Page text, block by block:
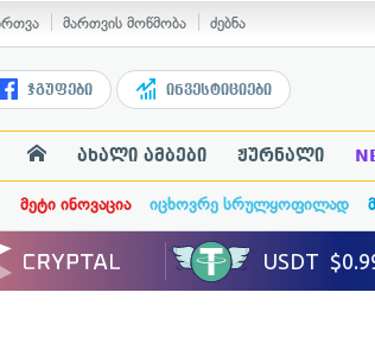
მართვის მოწმობა ძებნა
ჯგუფები ინვესტიციები
ახალი ამბები ჟურნალი
მეტი ინოვაცია იცხოვრე სრულყოფილად